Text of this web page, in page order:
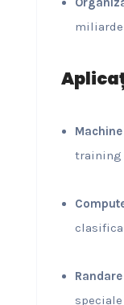
training
speciale